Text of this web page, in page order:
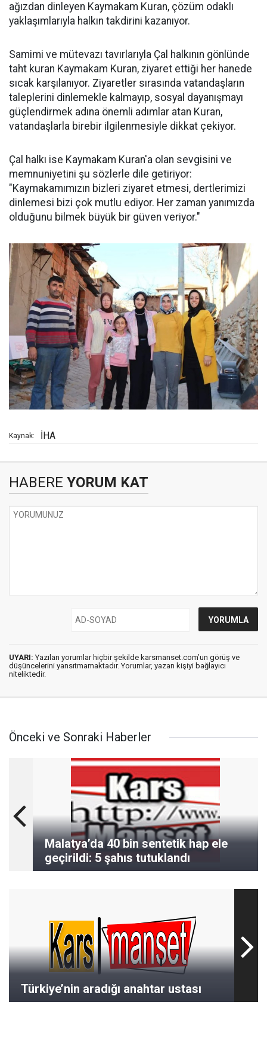
ağızdan dinleyen Kaymakam Kuran, çözüm odaklı
yaklaşımlarıyla halkın takdirini kazanıyor.
Samimi ve mütevazı tavırlarıyla Çal halkının gönlünde
taht kuran Kaymakam Kuran, ziyaret ettiği her hanede
sıcak karşılanıyor. Ziyaretler sırasında vatandaşların
taleplerini dinlemekle kalmayıp, sosyal dayanışmayı
güçlendirmek adına önemli adımlar atan Kuran,
vatandaşlarla birebir ilgilenmesiyle dikkat çekiyor.
Çal halkı ise Kaymakam Kuran'a olan sevgisini ve
memnuniyetini şu sözlerle dile getiriyor:
"Kaymakamımızın bizleri ziyaret etmesi, dertlerimizi
dinlemesi bizi çok mutlu ediyor. Her zaman yanımızda
olduğunu bilmek büyük bir güven veriyor."
Kaynak: İHA
HABERE YORUM KAT
UYARI: Yazılan yorumlar hiçbir şekilde karsmanset.com’un görüş ve
düşüncelerini yansıtmamaktadır. Yorumlar, yazan kişiyi bağlayıcı
niteliktedir.
Önceki ve Sonraki Haberler
Malatya’da 40 bin sentetik hap ele
geçirildi: 5 şahıs tutuklandı
Türkiye’nin aradığı anahtar ustası